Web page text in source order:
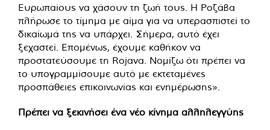
Ευρωπαίους να χάσουν τη ζωή τους. Η Ροζάβα
πλήρωσε το τίμημα με αίμα για να υπερασπιστεί το
δικαίωμά της να υπάρχει. Σήμερα, αυτό έχει
ξεχαστεί. Επομένως, έχουμε καθήκον να
προστατεύσουμε τη Rojava. Νομίζω ότι πρέπει να
το υπογραμμίσουμε αυτό με εκτεταμένες
προσπάθειες επικοινωνίας και ενημέρωσης».
Πρέπει να ξεκινήσει ένα νέο κίνημα αλληλεγγύης